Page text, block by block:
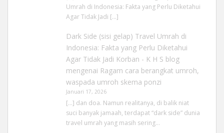
Umrah di Indonesia: Fakta yang Perlu Diketahui
Agar Tidak Jadi […]
Dark Side (sisi gelap) Travel Umrah di
Indonesia: Fakta yang Perlu Diketahui
Agar Tidak Jadi Korban - K H S blog
mengenai Ragam cara berangkat umroh,
waspada umroh skema ponzi
Januari 17, 2026
[…] dan doa. Namun realitanya, di balik niat
suci banyak jamaah, terdapat “dark side” dunia
travel umrah yang masih sering…